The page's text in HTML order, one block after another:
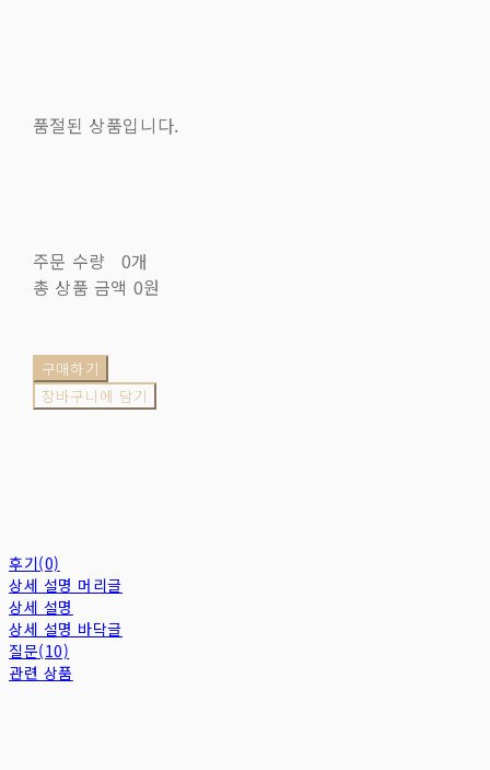
품절된 상품입니다.
주문 수량
0개
총 상품 금액 0원
구매하기
장바구니에 담기
후기(0)
상세 설명 머리글
상세 설명
상세 설명 바닥글
질문(10)
관련 상품